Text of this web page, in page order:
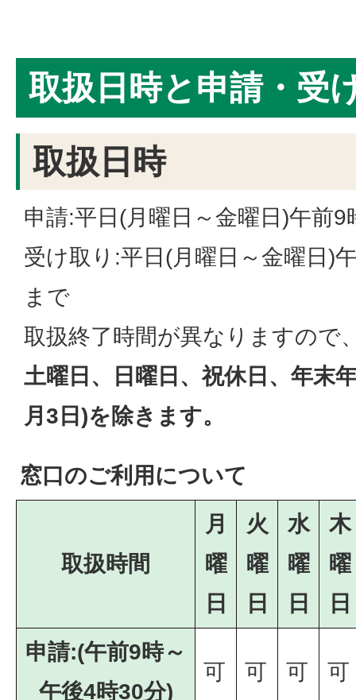
取扱日時と申請・受
取扱日時
申請:平日(月曜日～金曜日)午前
受け取り:平日(月曜日～金曜日)
まで
取扱終了時間が異なりますので
土曜日、日曜日、祝休日、年末
月3日)を除きます。
窓口のご利用について
取扱時間
月
曜
日
火
曜
日
水
曜
日
木
曜
日
申請:(午前9時～
午後4時30分)
可 可 可 可